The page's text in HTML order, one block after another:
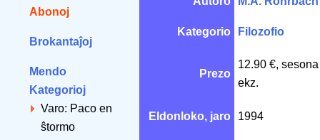
Abonoj
Brokantaĵoj
Mendo
Kategorioj
Varo: Paco en
ŝtormo
Kategorio Filozofio
Prezo
12.90 €,
ekz.
Eldonloko, jaro 1994